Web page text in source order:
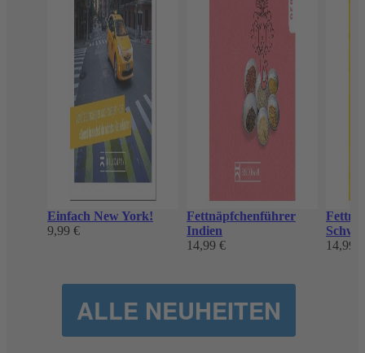
Einfach New York!
9,99 €
Fettnäpfchenführer
Indien
14,99 €
14,99 €
ALLE NEUHEITEN